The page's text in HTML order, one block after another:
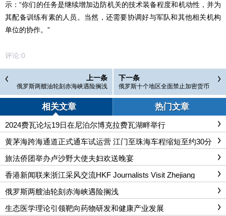
示：“你们的任务是继续增加边防机关的技术装备程度和机动性，并为
其配备训练有素的人员。当然，还需要协调好与军队和其他相关机构
单位的协作。”
评论:0
上一条
俄罗斯两艘油轮刻赤海峡遇险搁浅
下一条
俄罗斯十个地区全面禁止加密货币
挖矿
相关文章 热门文章
2024费瓦论坛19日在尼泊尔博克拉费瓦湖畔举行
黄茅海跨海通道正式通车试运营 江门至珠海车程缩短至约30分
钟
旅法侨团举办卢沙野大使夫妇欢送晚宴
香港新闻联来浙江采风交流HKF Journalists Visit Zhejiang
俄罗斯两艘油轮刻赤海峡遇险搁浅
生态医学理论引领靶向药物研发和健康产业发展